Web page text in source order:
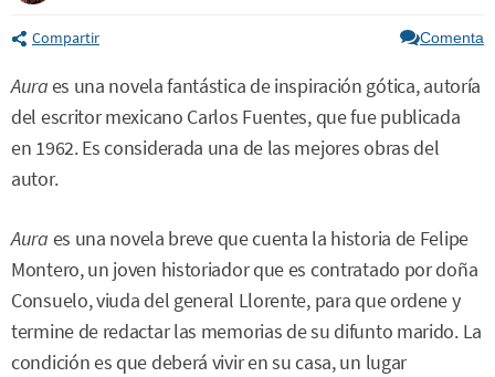
Compartir Comenta
Auraes una novela fantástica de inspiración gótica, autoría
del escritor mexicano Carlos Fuentes, que fue publicada
en 1962. Es considerada una de las mejores obras del
autor.
Aura es una novela breve que cuenta la historia de Felipe
Montero, un joven historiador que es contratado por doña
Consuelo, viuda del general Llorente, para que ordene y
termine de redactar las memorias de su difunto marido. La
condición es que deberá vivir en su casa, un lugar